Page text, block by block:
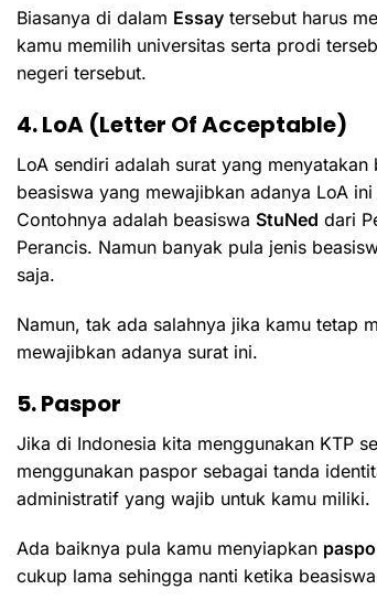
Biasanya di dalam Essay tersebut harus
kamu memilih universitas serta prodi
negeri tersebut.
4. LoA (Letter Of Acceptable)
LoA sendiri adalah surat yang
beasiswa yang mewajibkan adanya LoA
Contohnya adalah beasiswa StuNed dari
Perancis. Namun banyak pula jenis
saja.
Namun, tak ada salahnya jika kamu tetap
mewajibkan adanya surat ini.
5. Paspor
Jika di Indonesia kita menggunakan KTP
menggunakan paspor sebagai tanda
administratif yang wajib untuk kamu miliki.
Ada baiknya pula kamu menyiapkan paspo
cukup lama sehingga nanti ketika